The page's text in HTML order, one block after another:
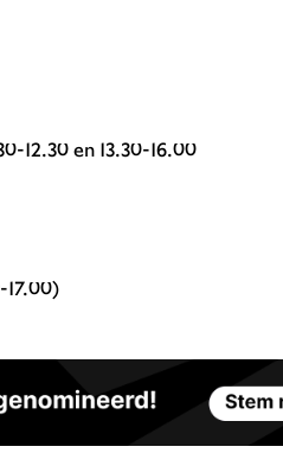
12.30 en 13.30-16.00
17.00)